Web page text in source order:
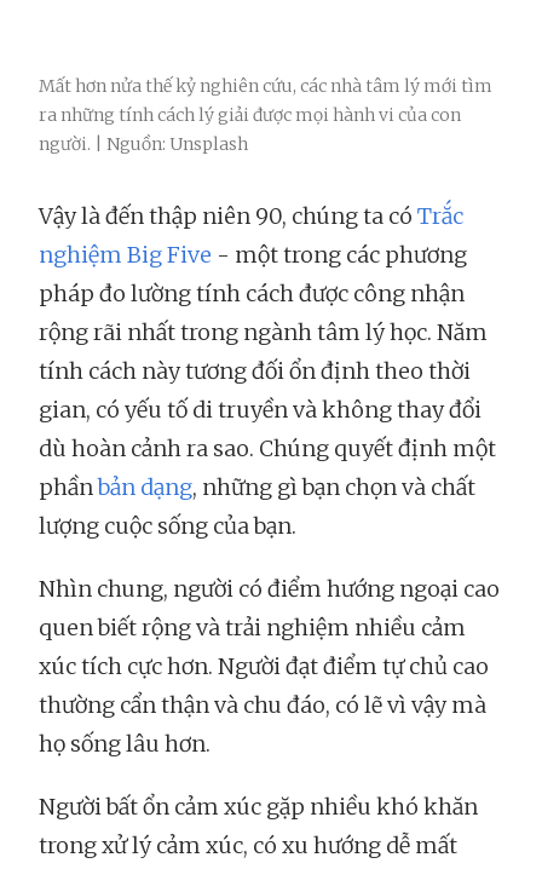
Mất hơn nửa thế kỷ nghiên cứu, các nhà tâm lý mới tìm
ra những tính cách lý giải được mọi hành vi của con
người. | Nguồn: Unsplash
Vậy là đến thập niên 90, chúng ta có Trắc
nghiệm Big Five - một trong các phương
pháp đo lường tính cách được công nhận
rộng rãi nhất trong ngành tâm lý học. Năm
tính cách này tương đối ổn định theo thời
gian, có yếu tố di truyền và không thay đổi
dù hoàn cảnh ra sao. Chúng quyết định một
phầnbản dạng, những gì bạn chọn và chất
lượng cuộc sống của bạn.
Nhìn chung, người có điểm hướng ngoại cao
quen biết rộng và trải nghiệm nhiều cảm
xúc tích cực hơn. Người đạt điểm tự chủ cao
thường cẩn thận và chu đáo, có lẽ vì vậy mà
họ sống lâu hơn.
Người bất ổn cảm xúc gặp nhiều khó khăn
trong xử lý cảm xúc, có xu hướng dễ mất